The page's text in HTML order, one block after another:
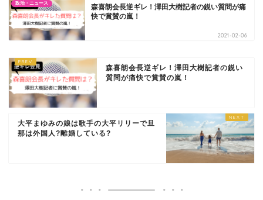
政治・ニュース
森喜朗会長逆ギレ！澤田大樹記者の鋭い質問が痛
快で賞賛の嵐！
2021-02-06
森喜朗会長逆ギレ！澤田大樹記者の鋭い
質問が痛快で賞賛の嵐！
大平まゆみの娘は歌手の大平リリーで旦
那は外国人?離婚している?